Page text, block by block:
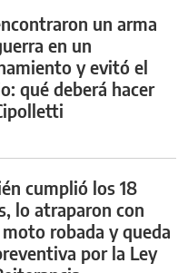
un arma
en un
y evitó el
qué deberá hacer
cumplió los 18
lo atraparon con
robada y queda
por la Ley